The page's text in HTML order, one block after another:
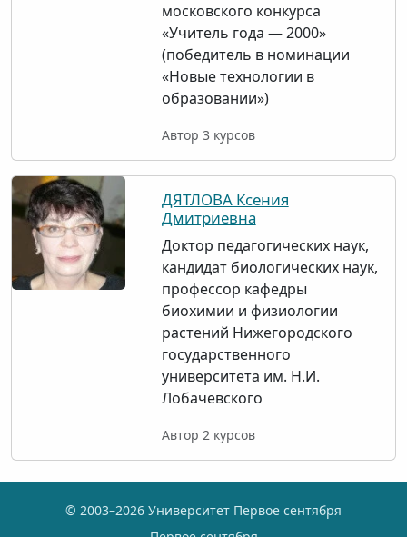
московского конкурса
«Учитель года — 2000»
(победитель в номинации
«Новые технологии в
образовании»)
Автор 3 курсов
ДЯТЛОВА Ксения
Дмитриевна
Доктор педагогических наук,
кандидат биологических наук,
профессор кафедры
биохимии и физиологии
растений Нижегородского
государственного
университета им. Н.И.
Лобачевского
Автор 2 курсов
© 2003–2026 Университет Первое сентября